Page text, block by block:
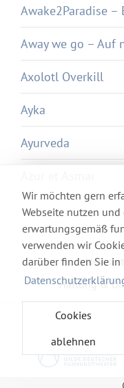
Wir möchten gern
Webseite nutzen
erwartungsgemäß
verwenden wir
darüber finden Sie in
Cookies
ablehnen
Awake2Paradise –
Away we go – Auf
Axolotl Overkill
Ayka
Ayurveda
Haftung &